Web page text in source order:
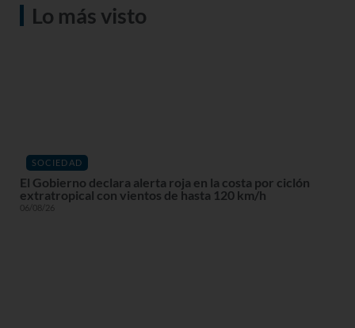
Lo más visto
SOCIEDAD
El Gobierno declara alerta roja en la costa por ciclón
extratropical con vientos de hasta 120 km/h
06/08/26